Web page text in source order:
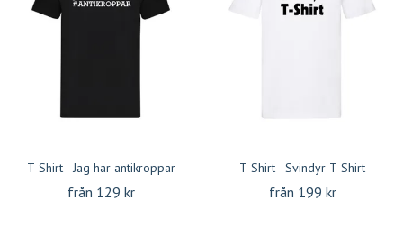
T-Shirt - Jag har antikroppar
från 129 kr
T-Shirt - Svindyr T-Shirt
från 199 kr